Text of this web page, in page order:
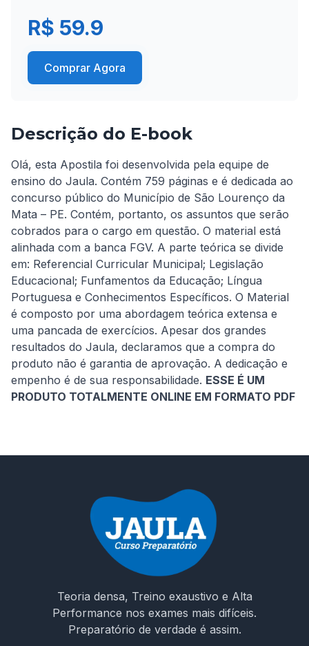
R$ 59.9
Comprar Agora
Descrição do E-book
Olá, esta Apostila foi desenvolvida pela equipe de
ensino do Jaula. Contém 759 páginas e é dedicada ao
concurso público do Município de São Lourenço da
Mata – PE. Contém, portanto, os assuntos que serão
cobrados para o cargo em questão. O material está
alinhada com a banca FGV. A parte teórica se divide
em: Referencial Curricular Municipal; Legislação
Educacional; Funfamentos da Educação; Língua
Portuguesa e Conhecimentos Específicos. O Material
é composto por uma abordagem teórica extensa e
uma pancada de exercícios. Apesar dos grandes
resultados do Jaula, declaramos que a compra do
produto não é garantia de aprovação. A dedicação e
empenho é de sua responsabilidade. ESSE É UM
PRODUTO TOTALMENTE ONLINE EM FORMATO PDF
Teoria densa, Treino exaustivo e Alta
Performance nos exames mais difíceis.
Preparatório de verdade é assim.